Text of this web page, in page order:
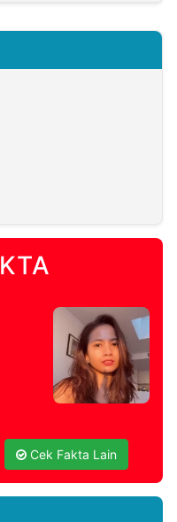
Cek Fakta Lain